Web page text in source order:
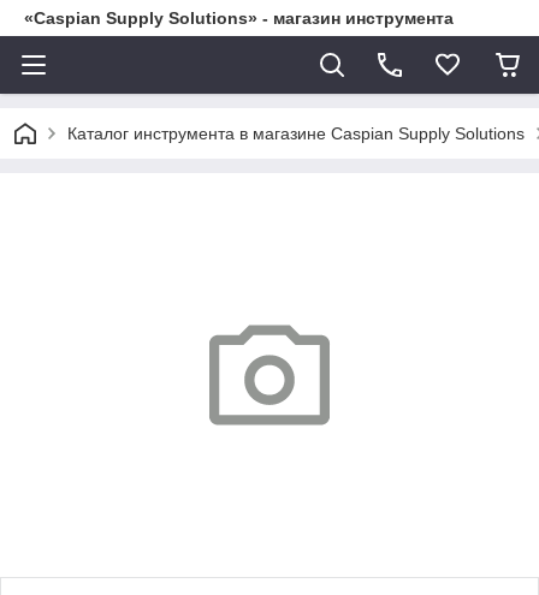
«Caspian Supply Solutions» - магазин инструмента
Каталог инструмента в магазине Caspian Supply Solutions